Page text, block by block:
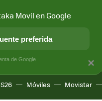
APLICACIONES
Móviles Movistar
×
Movil en Google
preferida
de Google